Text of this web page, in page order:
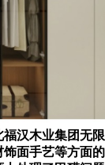
汉木业集团无
面手艺等方面